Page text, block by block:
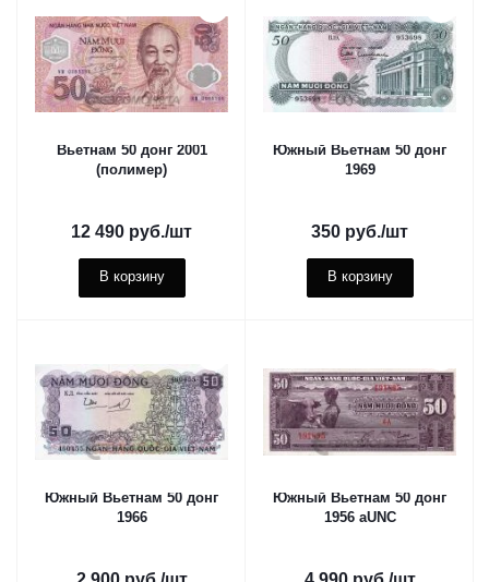
Вьетнам 50 донг 2001
(полимер)
12 490 руб./шт
В корзину
Южный Вьетнам 50 донг
1969
350 руб./шт
В корзину
Южный Вьетнам 50 донг
1966
Южный Вьетнам 50 донг
1956 aUNC